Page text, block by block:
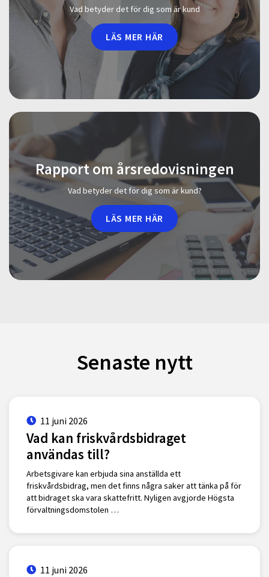
Vad betyder det för dig som är kund
LÄS MER HÄR
Rapport om årsredovisningen
Vad betyder det för dig som är kund?
LÄS MER HÄR
Senaste nytt
11 juni 2026
Vad kan friskvårdsbidraget
användas till?
Arbetsgivare kan erbjuda sina anställda ett
friskvårdsbidrag, men det finns några saker att tänka på för
att bidraget ska vara skattefritt. Nyligen avgjorde Högsta
förvaltningsdomstolen …
11 juni 2026